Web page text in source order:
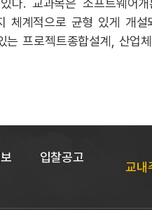
교과목은 소프트웨어개
계적으로 균형 있게 개
프로젝트종합설계, 산업
입찰공고
교내